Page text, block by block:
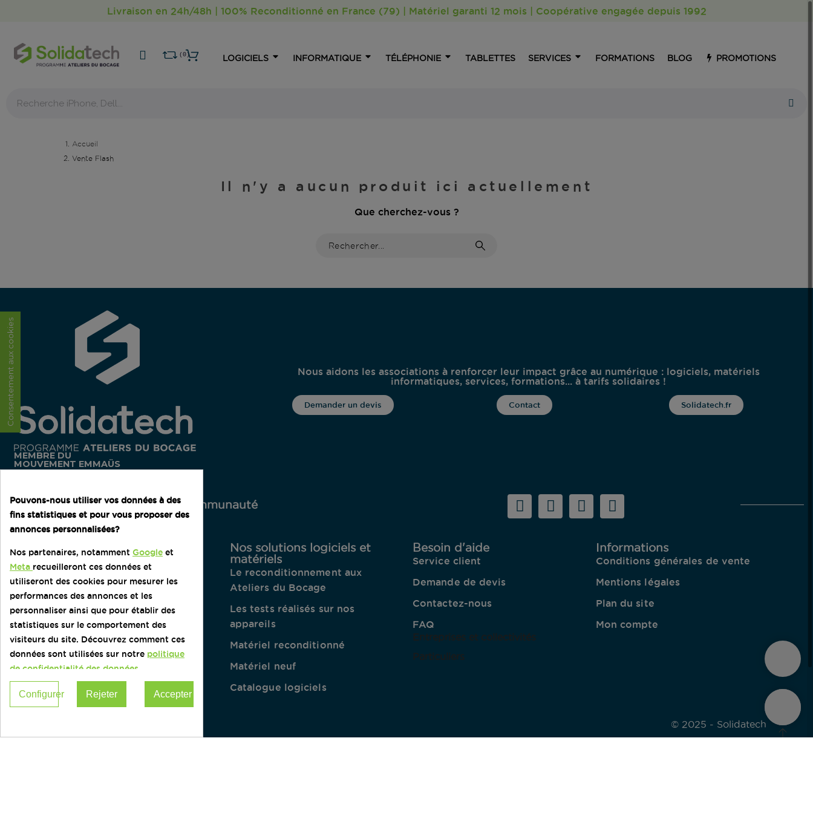
Livraison en 24h/48h | 100% Reconditionné en France (79) | Matériel garanti 12 mois | Coopérative engagée depuis 1992
0 LOGICIELS INFORMATIQUE TÉLÉPHONIE TABLETTES SERVICES FORMATIONS BLOG PROMOTIONS
Accueil
Vente Flash
Il n'y a aucun produit ici actuellement
Que cherchez-vous ?
MEMBRE DU
MOUVEMENT EMMAÜS
Nous aidons les associations à renforcer leur impact grâce au numérique : logiciels, matériels
informatiques, services, formations... à tarifs solidaires !
Demander un devis Contact Solidatech.fr
Rejoignez notre communauté
Notre société
Qui sommes-nous ?
Solidatech
Nos formations
Nos ressources
Nos solutions logiciels et
matériels
Le reconditionnement aux
Ateliers du Bocage
Les tests réalisés sur nos
appareils
Matériel reconditionné
Matériel neuf
Catalogue logiciels
Besoin d'aide
Service client
Demande de devis
Contactez-nous
FAQ
Entreprises et collectivités
Particuliers​
Informations
Conditions générales de vente
Mentions légales
Plan du site
Mon compte
© 2025 - Solidatech
Pouvons-nous utiliser vos données à des
fins statistiques et pour vous proposer des
annonces personnalisées?
Nos partenaires, notamment Google et
Meta recueilleront ces données et
utiliseront des cookies pour mesurer les
performances des annonces et les
personnaliser ainsi que pour établir des
statistiques sur le comportement des
visiteurs du site. Découvrez comment ces
données sont utilisées sur notre politique
de confidentialité des données.
Configurer Rejeter Accepter
Consentement aux cookies